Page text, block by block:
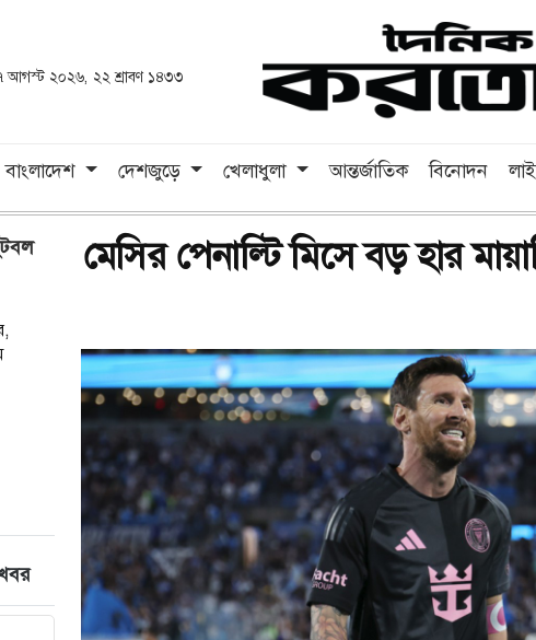
আগস্ট ২০২৬, ২২ শ্রাবণ ১৪৩৩
বাংলাদেশ দেশজুড়ে খেলাধুলা আন্তর্জাতিক বিনোদন
মেসির পেনাল্টি মিসে বড় হার